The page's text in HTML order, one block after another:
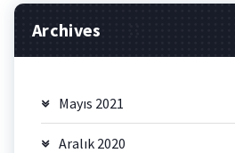
Archives
Mayıs 2021
Aralık 2020